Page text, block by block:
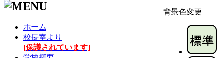
背景色変更
ホーム
校長室より
[保護されています]